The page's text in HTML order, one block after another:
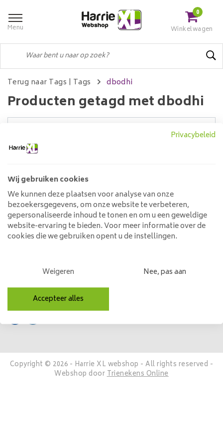
Menu
0
Winkelwagen
Terug naar Tags | Tags dbodhi
Producten getagd met dbodhi
Geen producten gevonden!...
Klantenservice
Mijn account
Contactgegevens
Volg ons
Copyright © 2026 - Harrie XL webshop - All rights reserved -
Webshop doorTrienekens Online
Privacybeleid
Wij gebruiken cookies
We kunnen deze plaatsen voor analyse van onze
bezoekersgegevens, om onze website te verbeteren,
gepersonaliseerde inhoud te tonen en om u een geweldige
website-ervaring te bieden. Voor meer informatie over de
cookies die we gebruiken opent u de instellingen.
Weigeren Nee, pas aan
Accepteer alles